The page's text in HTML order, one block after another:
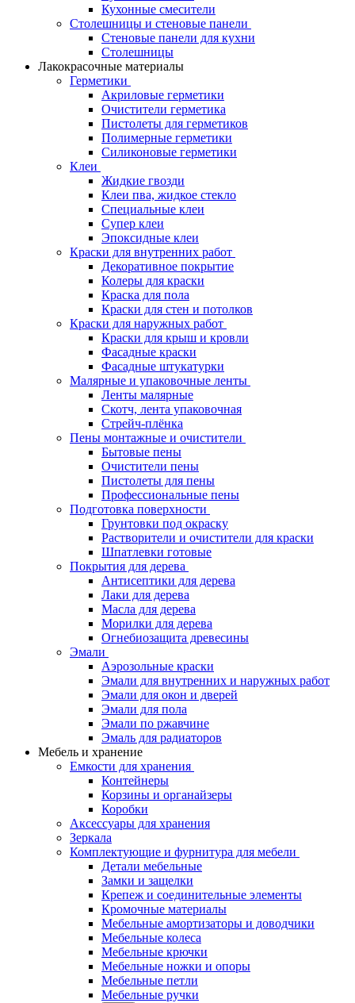
Кухонные смесители
Столешницы и стеновые панели
Стеновые панели для кухни
Столешницы
Лакокрасочные материалы
Герметики
Акриловые герметики
Очистители герметика
Пистолеты для герметиков
Полимерные герметики
Силиконовые герметики
Клеи
Жидкие гвозди
Клеи пва, жидкое стекло
Специальные клеи
Супер клеи
Эпоксидные клеи
Краски для внутренних работ
Декоративное покрытие
Колеры для краски
Краска для пола
Краски для стен и потолков
Краски для наружных работ
Краски для крыш и кровли
Фасадные краски
Фасадные штукатурки
Малярные и упаковочные ленты
Ленты малярные
Скотч, лента упаковочная
Стрейч-плёнка
Пены монтажные и очистители
Бытовые пены
Очистители пены
Пистолеты для пены
Профессиональные пены
Подготовка поверхности
Грунтовки под окраску
Растворители и очистители для краски
Шпатлевки готовые
Покрытия для дерева
Антисептики для дерева
Лаки для дерева
Масла для дерева
Морилки для дерева
Огнебиозащита древесины
Эмали
Аэрозольные краски
Эмали для внутренних и наружных работ
Эмали для окон и дверей
Эмали для пола
Эмали по ржавчине
Эмаль для радиаторов
Мебель и хранение
Емкости для хранения
Контейнеры
Корзины и органайзеры
Коробки
Аксессуары для хранения
Зеркала
Комплектующие и фурнитура для мебели
Детали мебельные
Замки и защелки
Крепеж и соединительные элементы
Кромочные материалы
Мебельные амортизаторы и доводчики
Мебельные колеса
Мебельные крючки
Мебельные ножки и опоры
Мебельные петли
Мебельные ручки